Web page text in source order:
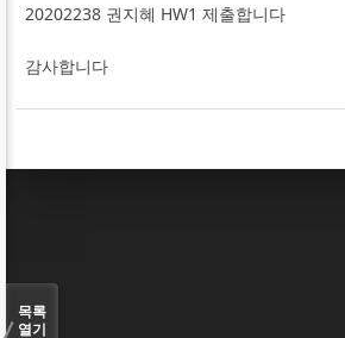
20202238 권지혜 HW1 제출합니다
감사합니다
목록
열기
Sketchbook5, 스케치북5
Sketchbook5, 스케치북5